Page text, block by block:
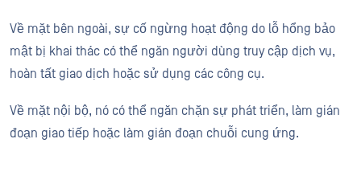
Về mặt bên ngoài, sự cố ngừng hoạt động do lỗ hổng bảo
mật bị khai thác có thể ngăn người dùng truy cập dịch vụ,
hoàn tất giao dịch hoặc sử dụng các công cụ.
Về mặt nội bộ, nó có thể ngăn chặn sự phát triển, làm gián
đoạn giao tiếp hoặc làm gián đoạn chuỗi cung ứng.